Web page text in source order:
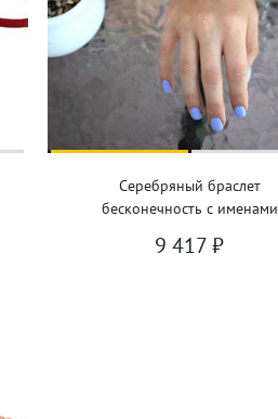
Серебряный браслет
бесконечность с именами
9 417 ₽